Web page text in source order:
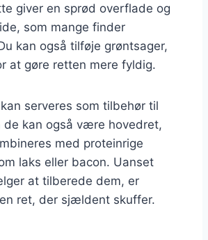
giver en sprød overflade og
som mange finder
kan også tilføje grøntsager,
at gøre retten mere fyldig.
serveres som tilbehør til
de kan også være hovedret,
med proteinrige
laks eller bacon. Uanset
at tilberede dem, er
ret, der sjældent skuffer.